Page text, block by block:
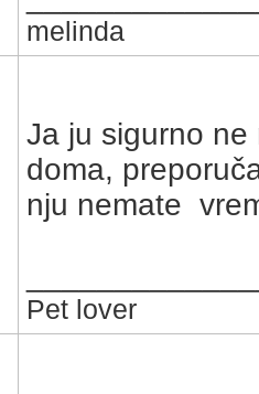
melinda
Ja ju sigurno ne
doma,
nju nemate
Pet lover